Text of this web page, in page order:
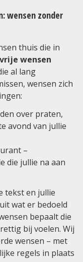
wensen zonder
thuis die in
vrije wensen
al lang
wensen zich
over praten,
avond van jullie
–
die jullie na aan
tekst en jullie
wat er bedoeld
bepaalt die
bij voelen. Wij
wensen – met
regels in plaats